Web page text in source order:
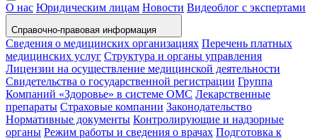
О нас Юридическим лицам Новости Видеоблог с экспертами
Справочно-правовая информация
Сведения о медицинских организациях Перечень платных
медицинских услуг Структура и органы управления
Лицензии на осуществление медицинской деятельности
Свидетельства о государственной регистрации Группа
Компаний «Здоровье» в системе ОМС Лекарственные
препараты Страховые компании Законодательство
Нормативные документы Контролирующие и надзорные
органы Режим работы и сведения о врачах Подготовка к